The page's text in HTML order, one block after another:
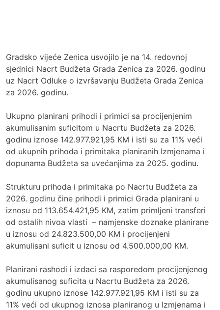
Gradsko vijeće Zenica usvojilo je na 14. redovnoj
sjednici Nacrt Budžeta Grada Zenica za 2026. godinu
uz Nacrt Odluke o izvršavanju Budžeta Grada Zenica
za 2026. godinu.
Ukupno planirani prihodi i primici sa procijenjenim
akumulisanim suficitom u Nacrtu Budžeta za 2026.
godinu iznose 142.977.921,95 KM i isti su za 11% veći
od ukupnih prihoda i primitaka planiranih Izmjenama i
dopunama Budžeta sa uvećanjima za 2025. godinu.
Strukturu prihoda i primitaka po Nacrtu Budžeta za
2026. godinu čine prihodi i primici Grada planirani u
iznosu od 113.654.421,95 KM, zatim primljeni transferi
od ostalih nivoa vlasti – namjenske doznake planirane
u iznosu od 24.823.500,00 KM i procijenjeni
akumulisani suficit u iznosu od 4.500.000,00 KM.
Planirani rashodi i izdaci sa rasporedom procijenjenog
akumulisanog suficita u Nacrtu Budžeta za 2026.
godinu ukupno iznose 142.977.921,95 KM i isti su za
11% veći od ukupnog iznosa planiranog u Izmjenama i